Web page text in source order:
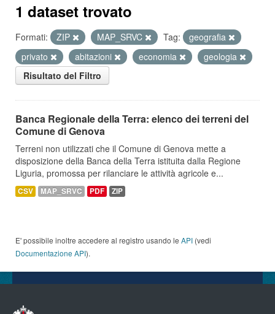
1 dataset trovato
Formati: ZIP MAP_SRVC Tag:
geografia
privato
abitazioni economia
geologia
Risultato del Filtro
Banca Regionale della Terra: elenco dei terreni del
Comune di Genova
Terreni non utilizzati che il Comune di Genova mette a
disposizione della Banca della Terra istituita dalla Regione
Liguria, promossa per rilanciare le attività agricole e...
CSV MAP_SRVC PDF ZIP
E' possibile inoltre accedere al registro usando le API (vedi
Documentazione API).